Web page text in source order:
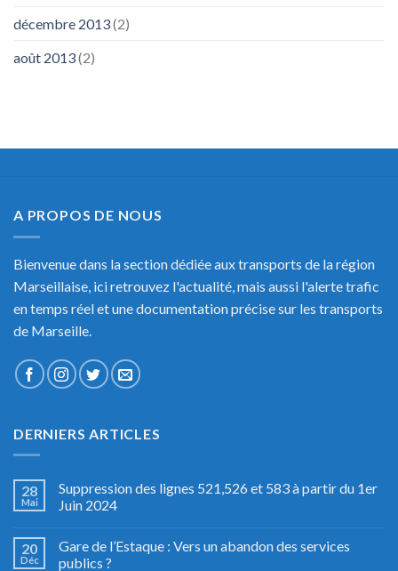
décembre 2013(2)
août 2013(2)
A PROPOS DE NOUS
Bienvenue dans la section dédiée aux transports de la région
Marseillaise, ici retrouvez l'actualité, mais aussi l'alerte trafic
en temps réel et une documentation précise sur les transports
de Marseille.
DERNIERS ARTICLES
28
Mai
Suppression des lignes 521,526 et 583 à partir du 1er
Juin 2024
20
Déc
Gare de l’Estaque : Vers un abandon des services
publics ?